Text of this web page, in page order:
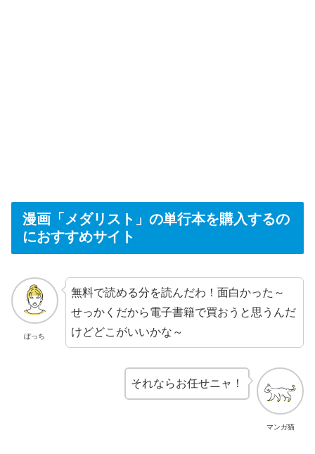
漫画「メダリスト」の単行本を購入するの
におすすめサイト
ぼっち
無料で読める分を読んだわ！面白かった～
せっかくだから電子書籍で買おうと思うんだ
けどどこがいいかな～
マンガ猫
それならお任せニャ！